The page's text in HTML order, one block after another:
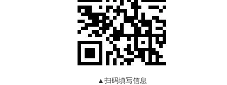
▲扫码填写信息